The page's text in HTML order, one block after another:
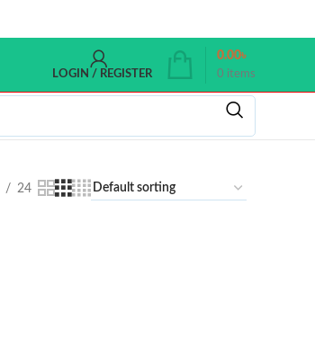
LOGIN / REGISTER
0 items
0.00৳
24